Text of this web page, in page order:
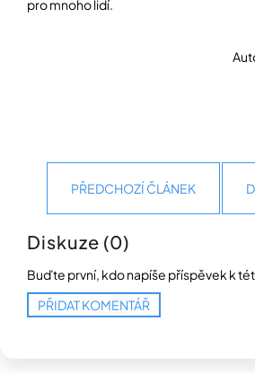
pro mnoho lidí.
PŘEDCHOZÍ ČLÁNEK
Diskuze (0)
Buďte první, kdo napíše příspěvek k
PŘIDAT KOMENTÁŘ